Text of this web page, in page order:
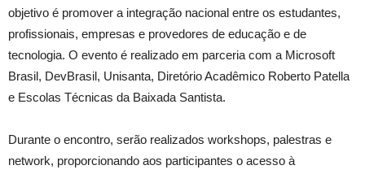
objetivo é promover a integração nacional entre os estudantes,
profissionais, empresas e provedores de educação e de
tecnologia. O evento é realizado em parceria com a Microsoft
Brasil, DevBrasil, Unisanta, Diretório Acadêmico Roberto Patella
e Escolas Técnicas da Baixada Santista.
Durante o encontro, serão realizados workshops, palestras e
network, proporcionando aos participantes o acesso à